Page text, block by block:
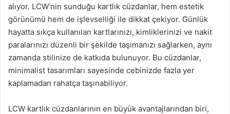
alıyor. LCW’nin sunduğu kartlık cüzdanlar, hem estetik
görünümü hem de işlevselliği ile dikkat çekiyor. Günlük
hayatta sıkça kullanılan kartlarınızı, kimliklerinizi ve nakit
paralarınızı düzenli bir şekilde taşımanızı sağlarken, aynı
zamanda stilinize de katkıda bulunuyor. Bu cüzdanlar,
minimalist tasarımları sayesinde cebinizde fazla yer
kaplamadan rahatça taşınabiliyor.
LCW kartlık cüzdanlarının en büyük avantajlarından biri,